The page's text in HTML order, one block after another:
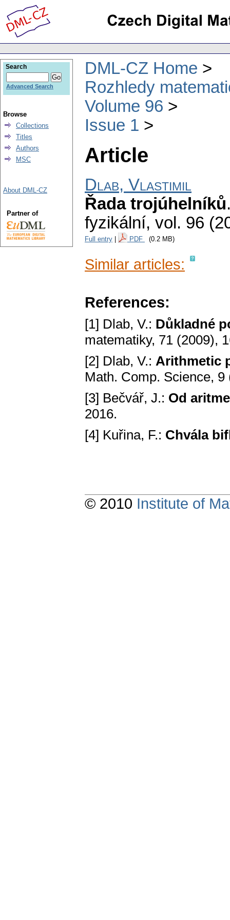
DML-CZ Home
Rozhledy
Volume 96
Issue 1
Article
Dlab, Vlastimil
Řada trojúhelníků
fyzikální, vol. 96
Full entry PDF (0.2 MB)
Similar articles:
References:
[1] Dlab, V.: Důkladné
matematiky, 71 (2009),
[2] Dlab, V.: Arithmetic
Math. Comp. Science, 9
[3] Bečvář, J.: Od
2016.
[4] Kuřina, F.: Chvála
Search
Advanced Search
Browse
Collections
Titles
Authors
MSC
About DML-CZ
Partner of
© 2010 Institute of